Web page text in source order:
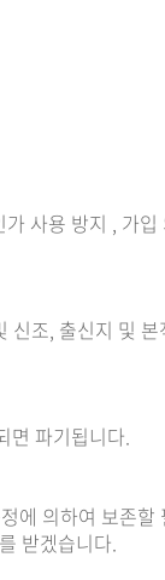
사용 방지 , 가
조, 출신지 및
면 파기됩니다.
에 의하여 보존
받겠습니다.